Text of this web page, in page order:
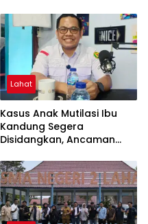
Lahat
Kasus Anak Mutilasi Ibu
Kandung Segera
Disidangkan, Ancaman